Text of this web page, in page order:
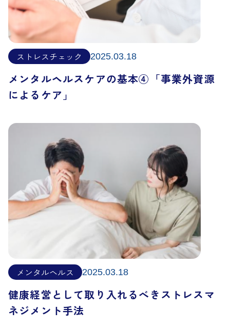
ストレスチェック 2025.03.18
メンタルヘルスケアの基本④「事業外資源
によるケア」
メンタルヘルス 2025.03.18
健康経営として取り入れるべきストレスマ
ネジメント手法